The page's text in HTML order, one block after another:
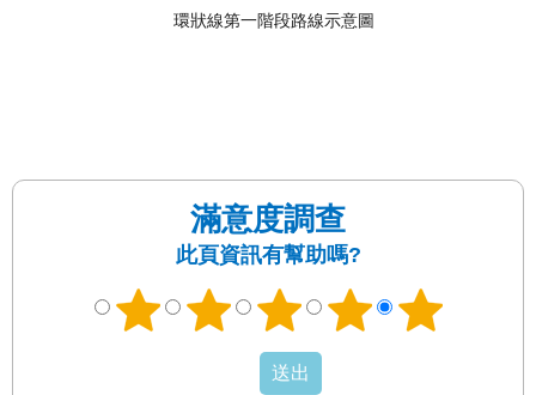
環狀線第一階段路線示意圖
滿意度調查
此頁資訊有幫助嗎?